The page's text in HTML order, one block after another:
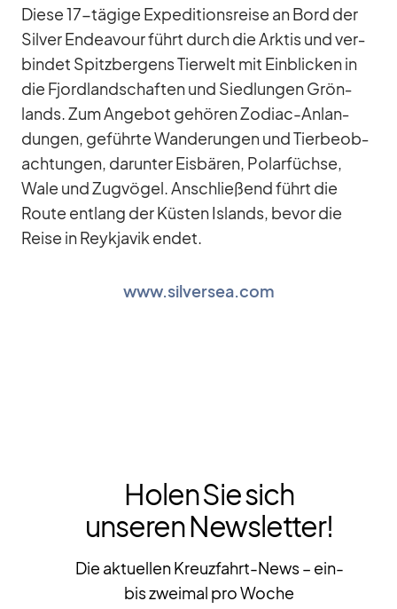
Diese 17-tä­gige Ex­pe­di­ti­ons­reise an Bord der
Sil­ver En­dea­vour führt durch die Ark­tis und ver­
bin­det Spitz­ber­gens Tier­welt mit Ein­bli­cken in
die Fjord­land­schaf­ten und Sied­lun­gen Grön­
lands. Zum An­ge­bot ge­hö­ren Zo­diac-An­lan­
dun­gen, ge­führte Wan­de­run­gen und Tier­be­ob­
ach­tun­gen, dar­un­ter Eis­bä­ren, Po­lar­füchse,
Wale und Zug­vö­gel. An­schlie­ßend führt die
Route ent­lang der Küs­ten Is­lands, be­vor die
Reise in Reykja­vik en­det.
www.silversea.com
Holen Sie sich
unseren Newsletter!
Die aktuellen Kreuzfahrt-News – ein-
bis zweimal pro Woche